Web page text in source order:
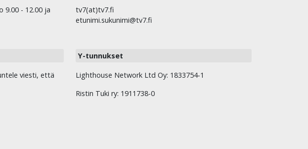
9.00 - 12.00 ja
tv7(at)tv7.fi
etunimi.sukunimi@tv7.fi
viesti, että
Y-tunnukset
Lighthouse Network Ltd Oy: 1833754-1
Ristin Tuki ry: 1911738-0